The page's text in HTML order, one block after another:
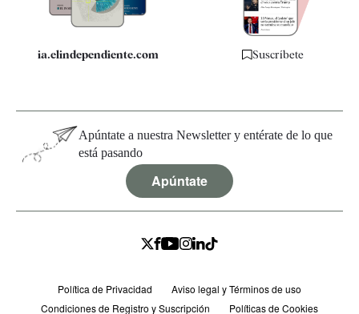
ia.elindependiente.com Suscríbete
Apúntate a nuestra Newsletter y entérate de lo que
está pasando
Apúntate
Política de Privacidad
Aviso legal y Términos de uso
Condiciones de Registro y Suscripción
Políticas de Cookies